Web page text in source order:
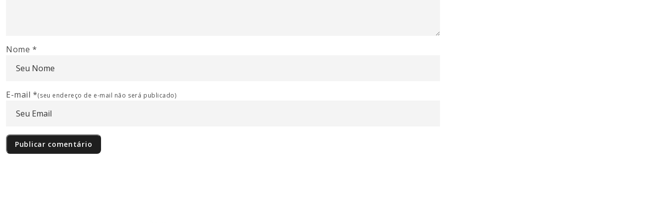
Nome *
E-mail *(seu endereço de e-mail não será publicado)